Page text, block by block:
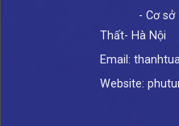
- Cơ
Thất- Hà Nội
Email:
Website: